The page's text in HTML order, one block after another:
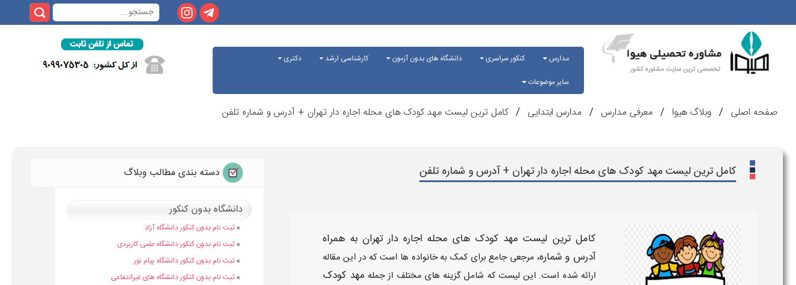
مدارس کنکور سراسری دانشگاه های بدون آزمون کارشناسی ارشد
دکتری
سایر موضوعات
صفحه اصلی وبلاگ هیوا معرفی مدارس مدارس ابتدایی کامل ترین لیست مهد کودک های محله اجاره دار تهران + آدرس و شماره تلفن
کامل ترین لیست مهد کودک های محله اجاره دار تهران + آدرس و شماره تلفن
کامل ترین لیست مهد کودک های محله اجاره دارتهران به همراه
آدرس و شماره، مرجعی جامع برای کمک به خانواده ها است که در این مقاله
ارائه شده است. این لیست که شامل گزینه های مختلف از جمله مهد کودک
دسته بندی مطالب وبلاگ
دانشگاه بدون کنکور
» ثبت نام بدون کنکور دانشگاه آزاد
» ثبت نام بدون کنکور دانشگاه علمی کاربردی
» ثبت نام بدون کنکور دانشگاه پیام نور
» ثبت نام بدون کنکور دانشگاه های غیرانتفاعی